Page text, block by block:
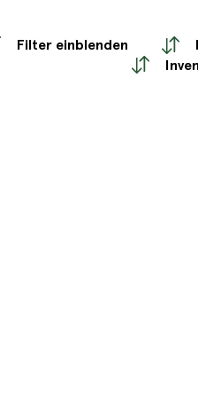
Filter einblenden